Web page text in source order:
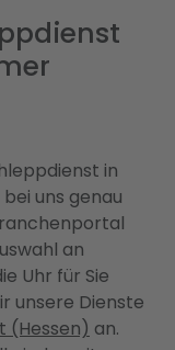
in
uns genau
an
Uhr für Sie
unsere Dienste
(Hessen) an.